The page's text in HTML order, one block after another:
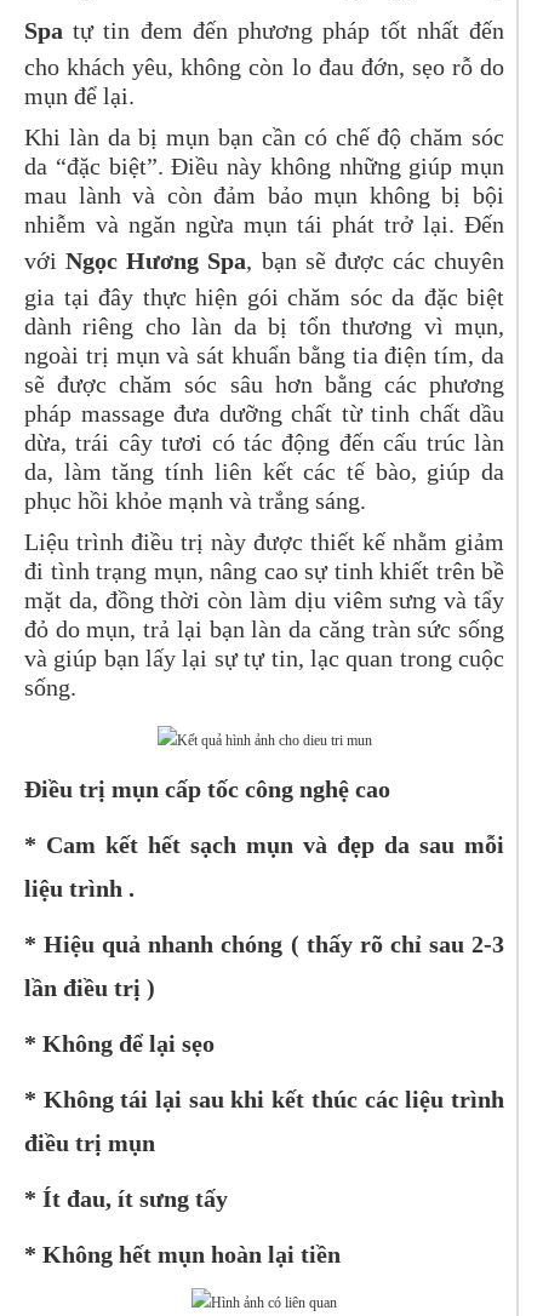
Spa tự tin đem đến phương pháp tốt nhất đến
cho khách yêu, không còn lo đau đớn, sẹo rỗ do
mụn để lại.
Khi làn da bị mụn bạn cần có chế độ chăm sóc
da “đặc biệt”. Điều này không những giúp mụn
mau lành và còn đảm bảo mụn không bị bội
nhiễm và ngăn ngừa mụn tái phát trở lại. Đến
với Ngọc Hương Spa, bạn sẽ được các chuyên
gia tại đây thực hiện gói chăm sóc da đặc biệt
dành riêng cho làn da bị tổn thương vì mụn,
ngoài trị mụn và sát khuẩn bằng tia điện tím, da
sẽ được chăm sóc sâu hơn bằng các phương
pháp massage đưa dưỡng chất từ tinh chất dầu
dừa, trái cây tươi có tác động đến cấu trúc làn
da, làm tăng tính liên kết các tế bào, giúp da
phục hồi khỏe mạnh và trắng sáng.
Liệu trình điều trị này được thiết kế nhằm giảm
đi tình trạng mụn, nâng cao sự tinh khiết trên bề
mặt da, đồng thời còn làm dịu viêm sưng và tẩy
đỏ do mụn, trả lại bạn làn da căng tràn sức sống
và giúp bạn lấy lại sự tự tin, lạc quan trong cuộc
sống.
Điều trị mụn cấp tốc công nghệ cao
* Cam kết hết sạch mụn và đẹp da sau mỗi
liệu trình .
* Hiệu quả nhanh chóng ( thấy rõ chỉ sau 2-3
lần điều trị )
* Không để lại sẹo
* Không tái lại sau khi kết thúc các liệu trình
điều trị mụn
* Ít đau, ít sưng tấy
* Không hết mụn hoàn lại tiền